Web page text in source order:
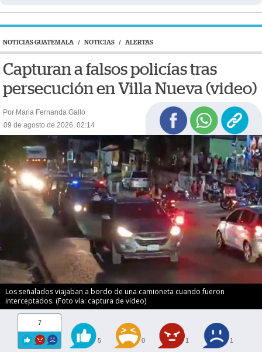
NOTICIAS GUATEMALA / NOTICIAS / ALERTAS
Capturan a falsos policías tras
persecución en Villa Nueva (video)
Por Maria Fernanda Gallo
09 de agosto de 2026, 02:14
Los señalados viajaban a bordo de una camioneta cuando fueron
interceptados. (Foto vía: captura de video)
7
5 0 1 1